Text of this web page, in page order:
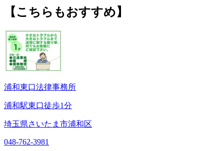
【こちらもおすすめ】
浦和東口法律事務所
浦和駅東口徒歩1分
埼玉県さいたま市浦和区
048-762-3981